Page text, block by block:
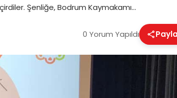
Şenliğe, Bodrum Kaymakamı…
0 Yorum Yapıldı